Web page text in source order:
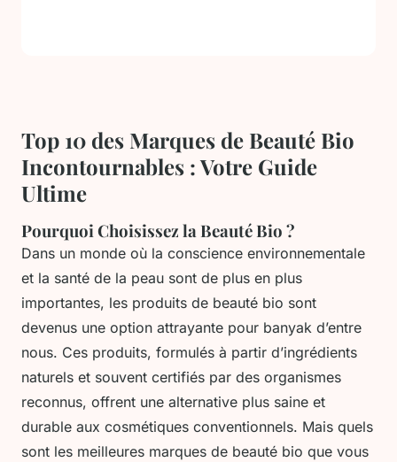
Top 10 des Marques de Beauté Bio
Incontournables : Votre Guide
Ultime
Pourquoi Choisissez la Beauté Bio ?
Dans un monde où la conscience environnementale
et la santé de la peau sont de plus en plus
importantes, les produits de beauté bio sont
devenus une option attrayante pour banyak d’entre
nous. Ces produits, formulés à partir d’ingrédients
naturels et souvent certifiés par des organismes
reconnus, offrent une alternative plus saine et
durable aux cosmétiques conventionnels. Mais quels
sont les meilleures marques de beauté bio que vous